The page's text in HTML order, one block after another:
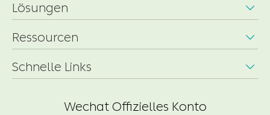
Lösungen 
Ressourcen 
Schnelle Links 
Wechat Offizielles Konto